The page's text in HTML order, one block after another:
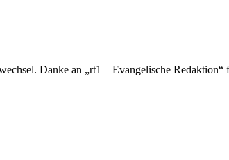
Danke an „rt1 – Evangelische